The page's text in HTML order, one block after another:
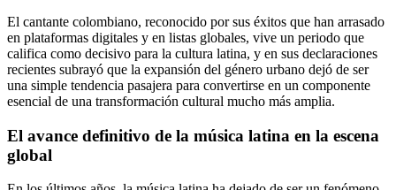
El cantante colombiano, reconocido por sus éxitos que han arrasado
en plataformas digitales y en listas globales, vive un periodo que
califica como decisivo para la cultura latina, y en sus declaraciones
recientes subrayó que la expansión del género urbano dejó de ser
una simple tendencia pasajera para convertirse en un componente
esencial de una transformación cultural mucho más amplia.
El avance definitivo de la música latina en la escena
global